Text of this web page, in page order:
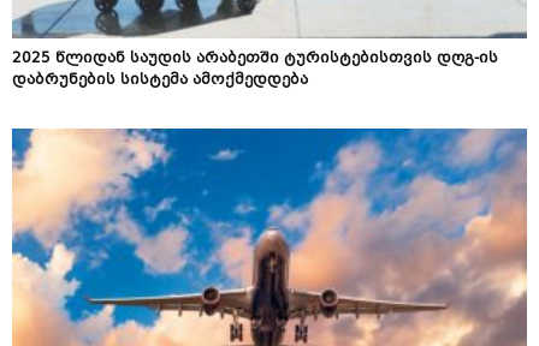
2025 წლიდან საუდის არაბეთში ტურისტებისთვის დღგ-ის
დაბრუნების სისტემა ამოქმედდება